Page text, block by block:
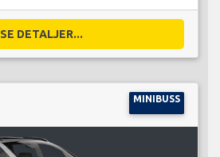
SE DETALJER...
MINIBUSS